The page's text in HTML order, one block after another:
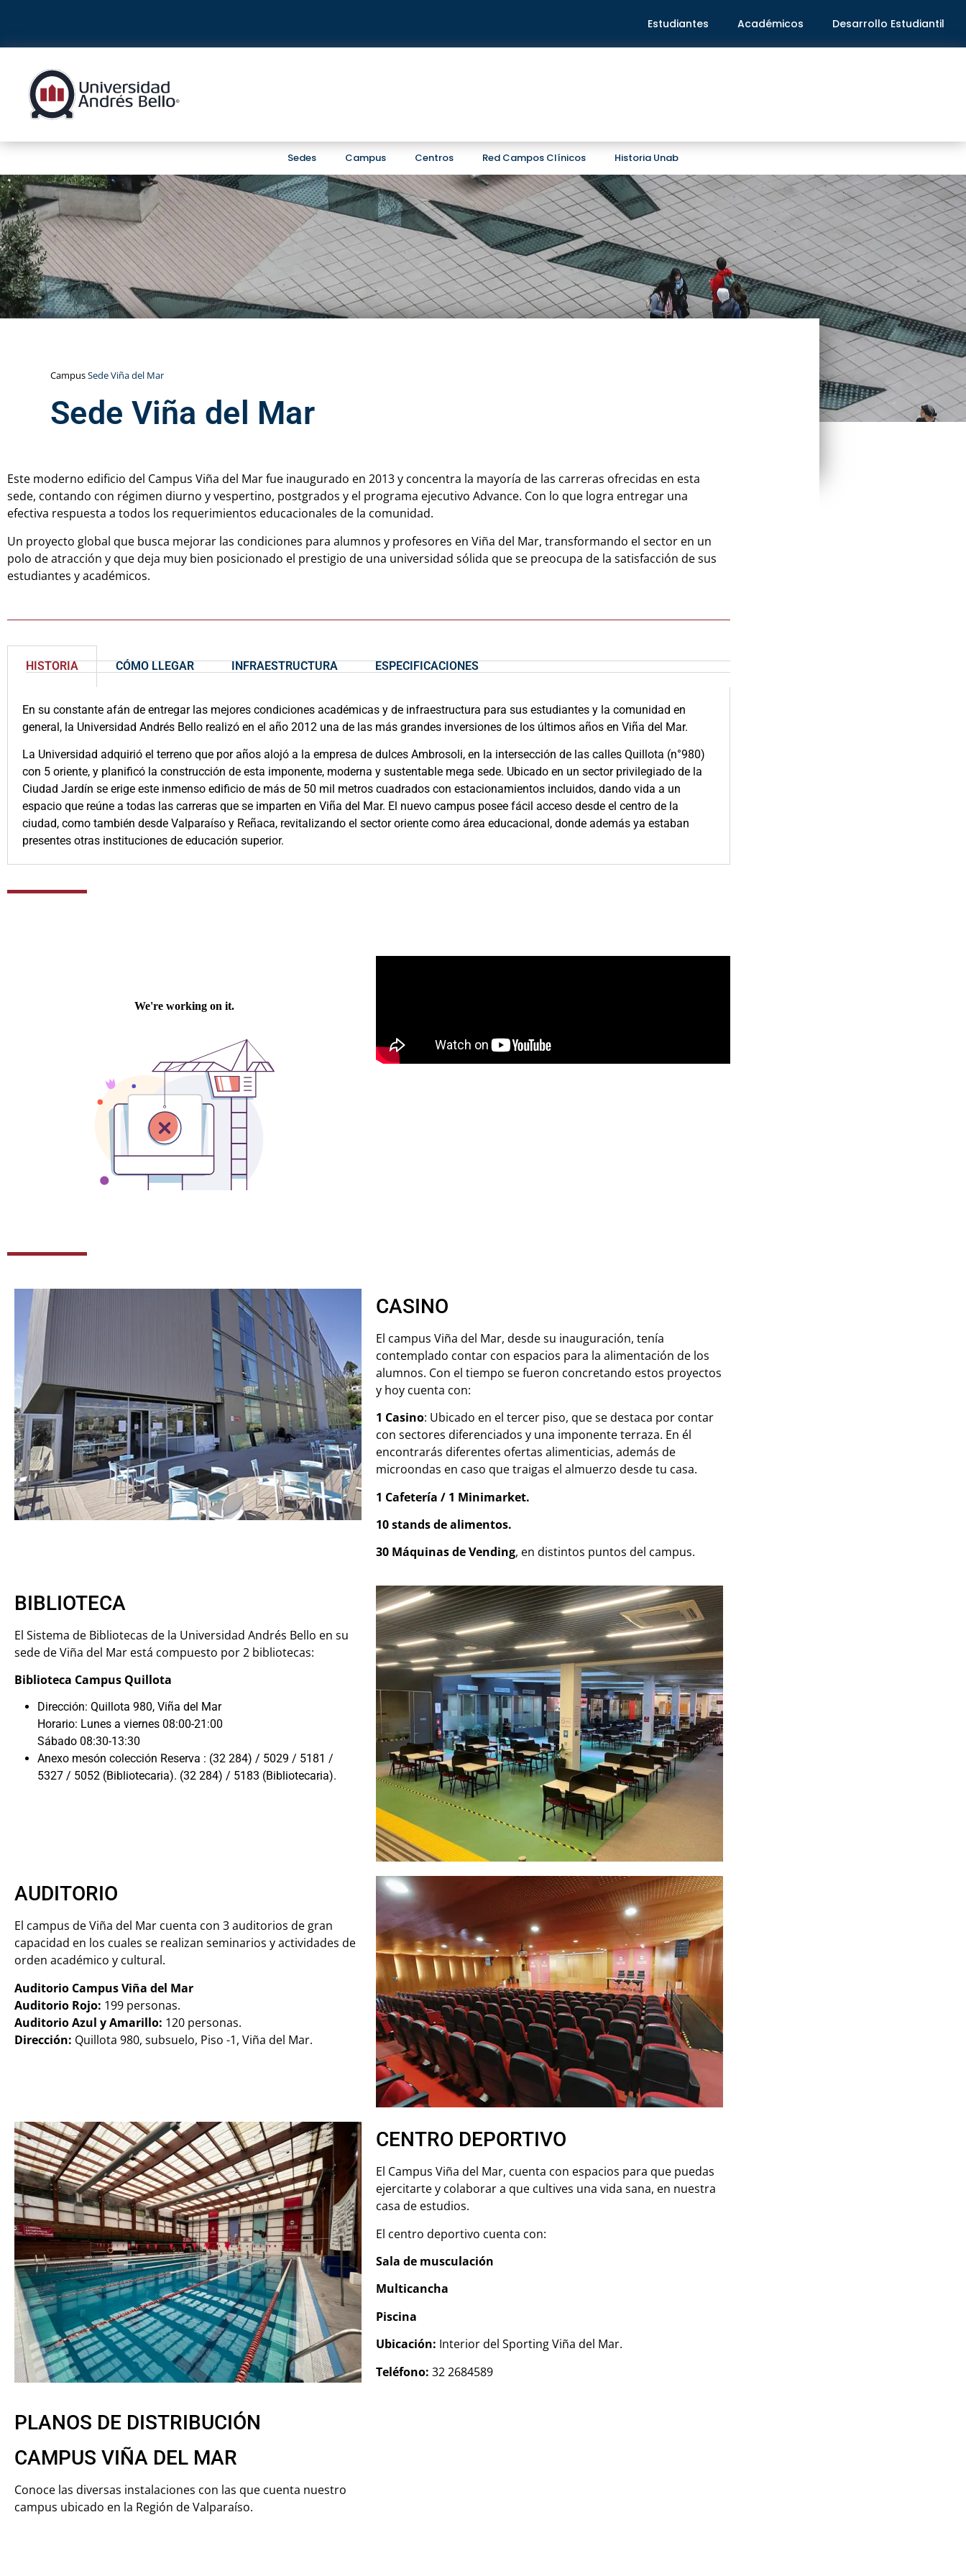
Estudiantes Académicos Desarrollo Estudiantil
Sedes Campus Centros Red Campos Clínicos Historia Unab
CampusSede Viña del Mar
Sede Viña del Mar
Este moderno edificio del Campus Viña del Mar fue inaugurado en 2013 y concentra la mayoría de las carreras ofrecidas en esta
sede, contando con régimen diurno y vespertino, postgrados y el programa ejecutivo Advance. Con lo que logra entregar una
efectiva respuesta a todos los requerimientos educacionales de la comunidad.
Un proyecto global que busca mejorar las condiciones para alumnos y profesores en Viña del Mar, transformando el sector en un
polo de atracción y que deja muy bien posicionado el prestigio de una universidad sólida que se preocupa de la satisfacción de sus
estudiantes y académicos.
HISTORIA CÓMO LLEGAR INFRAESTRUCTURA ESPECIFICACIONES
En su constante afán de entregar las mejores condiciones académicas y de infraestructura para sus estudiantes y la comunidad en
general, la Universidad Andrés Bello realizó en el año 2012 una de las más grandes inversiones de los últimos años en Viña del Mar.
La Universidad adquirió el terreno que por años alojó a la empresa de dulces Ambrosoli, en la intersección de las calles Quillota (n°980)
con 5 oriente, y planificó la construcción de esta imponente, moderna y sustentable mega sede. Ubicado en un sector privilegiado de la
Ciudad Jardín se erige este inmenso edificio de más de 50 mil metros cuadrados con estacionamientos incluidos, dando vida a un
espacio que reúne a todas las carreras que se imparten en Viña del Mar. El nuevo campus posee fácil acceso desde el centro de la
ciudad, como también desde Valparaíso y Reñaca, revitalizando el sector oriente como área educacional, donde además ya estaban
presentes otras instituciones de educación superior.
CASINO
El campus Viña del Mar, desde su inauguración, tenía
contemplado contar con espacios para la alimentación de los
alumnos. Con el tiempo se fueron concretando estos proyectos
y hoy cuenta con:
1 Casino: Ubicado en el tercer piso, que se destaca por contar
con sectores diferenciados y una imponente terraza. En él
encontrarás diferentes ofertas alimenticias, además de
microondas en caso que traigas el almuerzo desde tu casa.
1 Cafetería / 1 Minimarket.
10 stands de alimentos.
30 Máquinas de Vending, en distintos puntos del campus.
BIBLIOTECA
El Sistema de Bibliotecas de la Universidad Andrés Bello en su
sede de Viña del Mar está compuesto por 2 bibliotecas:
Biblioteca Campus Quillota
Dirección: Quillota 980, Viña del Mar
Horario: Lunes a viernes 08:00-21:00
Sábado 08:30-13:30
Anexo mesón colección Reserva : (32 284) / 5029 / 5181 /
5327 / 5052 (Bibliotecaria). (32 284) / 5183 (Bibliotecaria).
AUDITORIO
El campus de Viña del Mar cuenta con 3 auditorios de gran
capacidad en los cuales se realizan seminarios y actividades de
orden académico y cultural.
Auditorio Campus Viña del Mar
Auditorio Rojo: 199 personas.
Auditorio Azul y Amarillo: 120 personas.
Dirección: Quillota 980, subsuelo, Piso -1, Viña del Mar.
CENTRO DEPORTIVO
El Campus Viña del Mar, cuenta con espacios para que puedas
ejercitarte y colaborar a que cultives una vida sana, en nuestra
casa de estudios.
El centro deportivo cuenta con:
Sala de musculación
Multicancha
Piscina
Ubicación: Interior del Sporting Viña del Mar.
Teléfono: 32 2684589
PLANOS DE DISTRIBUCIÓN
CAMPUS VIÑA DEL MAR
Conoce las diversas instalaciones con las que cuenta nuestro
campus ubicado en la Región de Valparaíso.